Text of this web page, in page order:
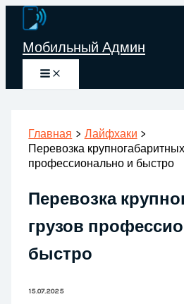
Перейти
содержимому
Мобильный Админ
Главная
Лайфхаки
Перевозка
профессионально и быстро
Перевозка
грузов
быстро
15.07.2025